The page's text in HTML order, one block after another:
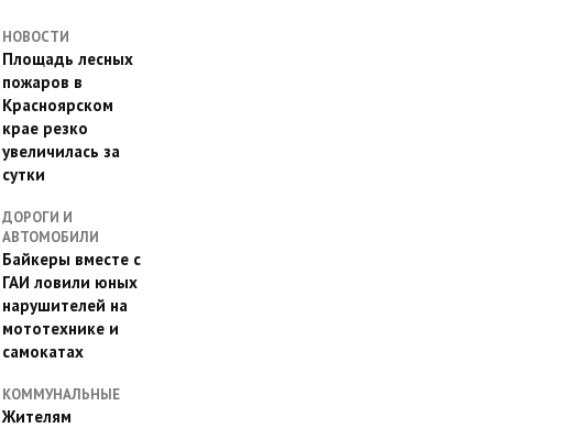
НОВОСТИ
Площадь лесных
пожаров в
Красноярском
крае резко
увеличилась за
сутки
ДОРОГИ И
АВТОМОБИЛИ
Байкеры вместе с
ГАИ ловили юных
нарушителей на
мототехнике и
самокатах
КОММУНАЛЬНЫЕ
Жителям